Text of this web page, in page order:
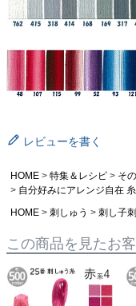
レビューを書く
HOME 特集＆レシピ
そ
自分好みにアレンジ自在
HOME
刺しゅう 刺し子
この商品を見たお